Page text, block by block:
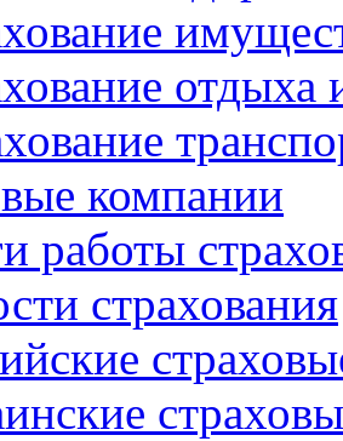
отдыха
компании
работы
страхования